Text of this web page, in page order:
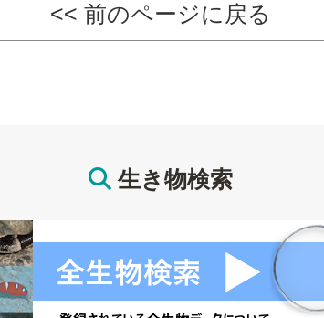
<< 前のページに戻る
生き物検索